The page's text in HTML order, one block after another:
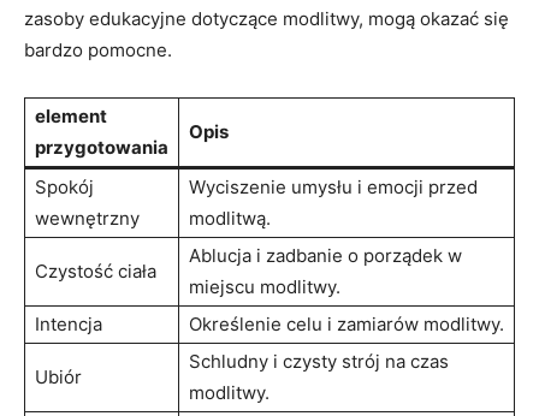
zasoby edukacyjne dotyczące modlitwy, ​mogą okazać się
bardzo‌ pomocne.
element
przygotowania
Opis
Spokój
wewnętrzny
Wyciszenie ⁢umysłu i emocji przed
modlitwą.
Czystość ciała
Ablucja i zadbanie o porządek⁤ w
miejscu modlitwy.
Intencja
Określenie celu i zamiarów modlitwy.
Ubiór
Schludny​ i czysty strój na czas
modlitwy.